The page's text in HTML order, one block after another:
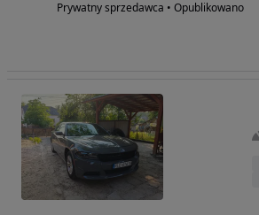
Prywatny sprzedawca • Opublikowano